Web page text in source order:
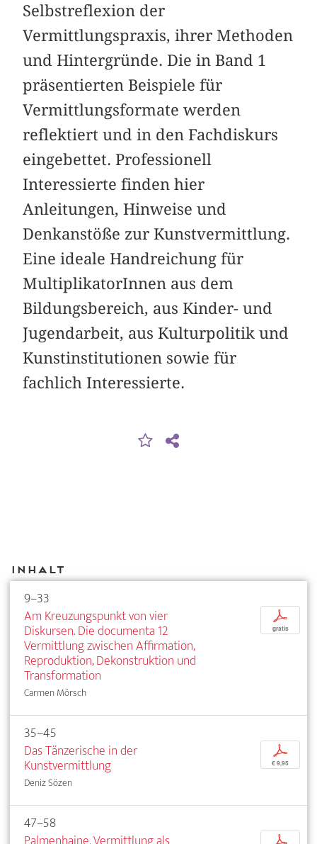
Selbstreflexion der
Vermittlungspraxis, ihrer Methoden
und Hintergründe. Die in Band 1
präsentierten Beispiele für
Vermittlungsformate werden
reflektiert und in den Fachdiskurs
eingebettet. Professionell
Interessierte finden hier
Anleitungen, Hinweise und
Denkanstöße zur Kunstvermittlung.
Eine ideale Handreichung für
MultiplikatorInnen aus dem
Bildungsbereich, aus Kinder- und
Jugendarbeit, aus Kulturpolitik und
Kunstinstitutionen sowie für
fachlich Interessierte.
Inhalt
9–33
Am Kreuzungspunkt von vier
Diskursen. Die documenta 12
Vermittlung zwischen Affirmation,
Reproduktion, Dekonstruktion und
Transformation
Carmen Mörsch
p
gratis
35–45
Das Tänzerische in der
Kunstvermittlung
Deniz Sözen
p
€ 9,95
47–58
p